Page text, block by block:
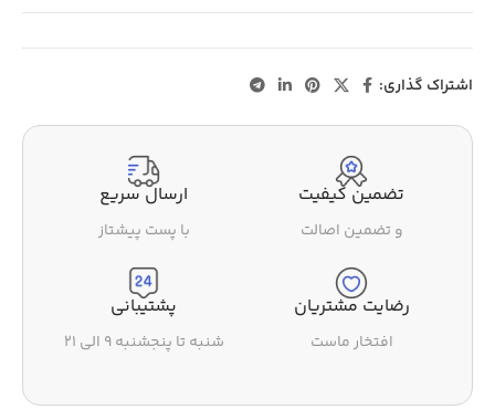
اشتراک گذاری:
تضمین کیفیت
و تضمین اصالت
ارسال سریع
با پست پیشتاز
رضایت مشتریان
افتخار ماست
پشتیبانی
شنبه تا پنجشنبه ۹ الی ۲۱